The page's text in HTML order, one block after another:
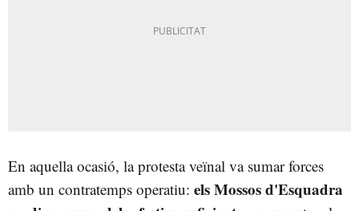
En aquella ocasió, la protesta veïnal va sumar forces
amb un contratemps operatiu: els Mossos d'Esquadra